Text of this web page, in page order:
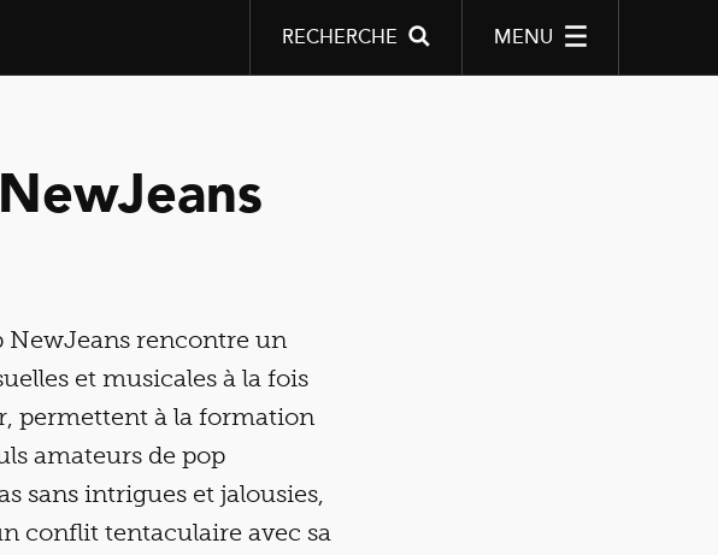
MENU
RECHERCHE
NewJeans rencontre un
et musicales à la fois
permettent à la formation
amateurs de pop
sans intrigues et jalousies,
conflit tentaculaire avec sa